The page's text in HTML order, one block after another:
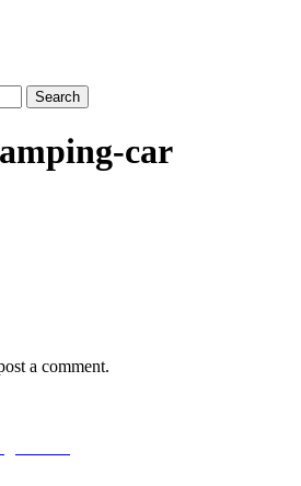
Search
car
a comment.